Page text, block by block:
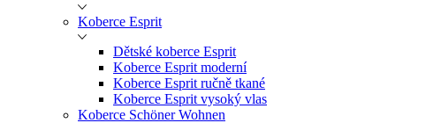
Koberce Esprit
Dětské koberce Esprit
Koberce Esprit moderní
Koberce Esprit ručně tkané
Koberce Esprit vysoký vlas
Koberce Schöner Wohnen